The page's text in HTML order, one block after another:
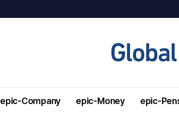
epic-Company epic-Money epic-